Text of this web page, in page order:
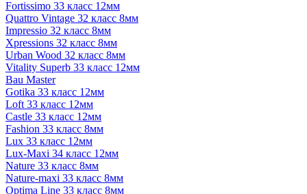
Fortissimo 33 класс 12мм
Quattro Vintage 32 класс 8мм
Impressio 32 класс 8мм
Xpressions 32 класс 8мм
Urban Wood 32 класс 8мм
Vitality Superb 33 класс 12мм
Bau Master
Gotika 33 класс 12мм
Loft 33 класс 12мм
Castle 33 класс 12мм
Fashion 33 класс 8мм
Lux 33 класс 12мм
Lux-Maxi 34 класс 12мм
Nature 33 класс 8мм
Nature-maxi 33 класс 8мм
Optima Line 33 класс 8мм